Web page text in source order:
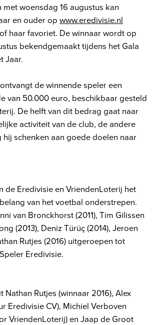
met woensdag 16 augustus kan
en ouder op www.eredivisie.nl
haar favoriet. De winnaar wordt op
bekendgemaakt tijdens het Gala
Jaar.
de winnende speler een
van 50.000 euro, beschikbaar gesteld
De helft van dit bedrag gaat naar
activiteit van de club, de andere
schenken aan goede doelen naar
de Eredivisie en VriendenLoterij het
van het voetbal onderstrepen.
van Bronckhorst (2011), Tim Gilissen
(2013), Deniz Türüç (2014), Jeroen
Rutjes (2016) uitgeroepen tot
Eredivisie.
Nathan Rutjes (winnaar 2016), Alex
Eredivisie CV), Michiel Verboven
VriendenLoterij) en Jaap de Groot